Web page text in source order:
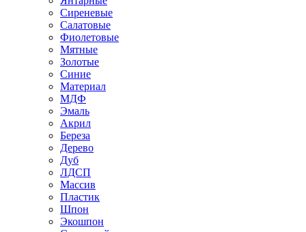
Сиреневые
Салатовые
Фиолетовые
Мятные
Золотые
Синие
Материал
МДФ
Эмаль
Акрил
Береза
Дерево
Дуб
ЛДСП
Массив
Пластик
Шпон
Экошпон